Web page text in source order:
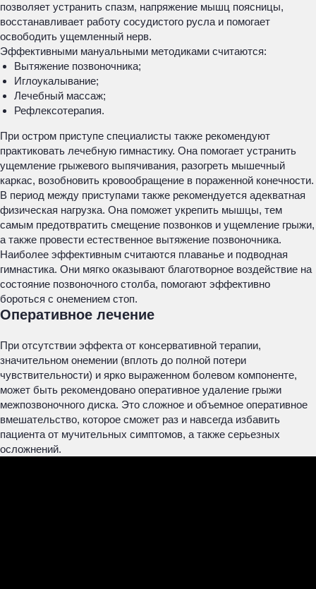
позволяет устранить спазм, напряжение мышц поясницы,
восстанавливает работу сосудистого русла и помогает
освободить ущемленный нерв.
Эффективными мануальными методиками считаются:
Вытяжение позвоночника;
Иглоукалывание;
Лечебный массаж;
Рефлексотерапия.
При остром приступе специалисты также рекомендуют
практиковать лечебную гимнастику. Она помогает устранить
ущемление грыжевого выпячивания, разогреть мышечный
каркас, возобновить кровообращение в пораженной конечности.
В период между приступами также рекомендуется адекватная
физическая нагрузка. Она поможет укрепить мышцы, тем
самым предотвратить смещение позвонков и ущемление грыжи,
а также провести естественное вытяжение позвоночника.
Наиболее эффективным считаются плаванье и подводная
гимнастика. Они мягко оказывают благотворное воздействие на
состояние позвоночного столба, помогают эффективно
бороться с онемением стоп.
Оперативное лечение
При отсутствии эффекта от консервативной терапии,
значительном онемении (вплоть до полной потери
чувствительности) и ярко выраженном болевом компоненте,
может быть рекомендовано оперативное удаление грыжи
межпозвоночного диска. Это сложное и объемное оперативное
вмешательство, которое сможет раз и навсегда избавить
пациента от мучительных симптомов, а также серьезных
осложнений.